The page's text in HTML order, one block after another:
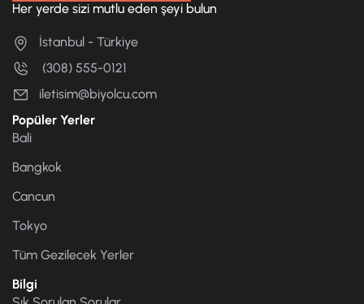
Her yerde sizi mutlu eden şeyi bulun
İstanbul - Türkiye
(308) 555-0121
iletisim@biyolcu.com
Popüler Yerler
Bali
Bangkok
Cancun
Tokyo
Tüm Gezilecek Yerler
Bilgi